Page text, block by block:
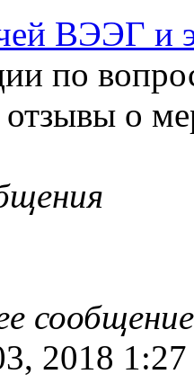
ВЭЭГ и
по
отзывы о
сообщение
2018 1:27